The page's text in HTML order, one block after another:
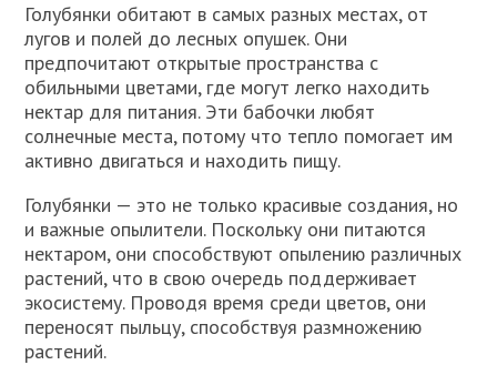
Голубянки обитают в самых разных местах, от
лугов и полей до лесных опушек. Они
предпочитают открытые пространства с
обильными цветами, где могут легко находить
нектар для питания. Эти бабочки любят
солнечные места, потому что тепло помогает им
активно двигаться и находить пищу.
Голубянки — это не только красивые создания, но
и важные опылители. Поскольку они питаются
нектаром, они способствуют опылению различных
растений, что в свою очередь поддерживает
экосистему. Проводя время среди цветов, они
переносят пыльцу, способствуя размножению
растений.